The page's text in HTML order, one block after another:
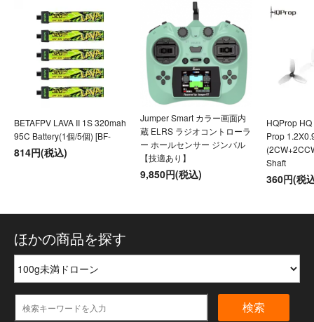
BETAFPV LAVA II 1S 320mah
95C Battery(1個/5個) [BF-
814円(税込)
Jumper Smart カラー画面内
蔵 ELRS ラジオコントローラ
ー ホールセンサー ジンバル
【技適あり】
9,850円(税込)
HQProp
Prop
Shaft
360円(税
ほかの商品を探す
検索